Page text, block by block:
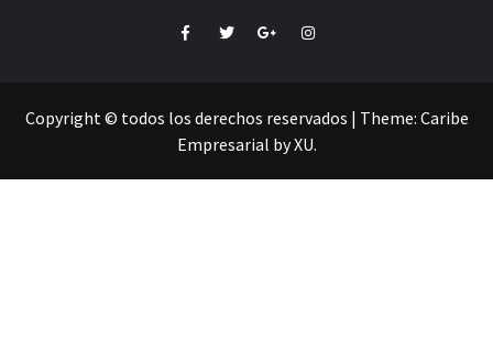
FacebookTwitterGoogle+Instagram
Copyright © todos los derechos reservados | Theme: Caribe
Empresarial byXU.